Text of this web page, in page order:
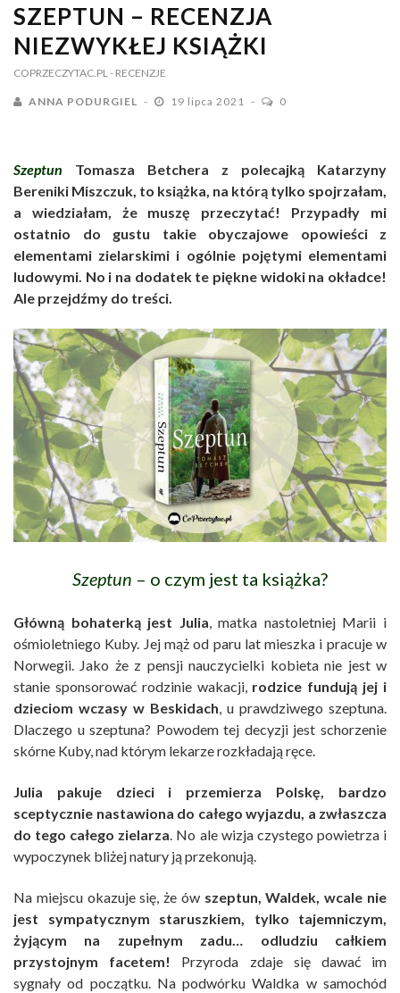
SZEPTUN – RECENZJA
NIEZWYKŁEJ KSIĄŻKI
COPRZECZYTAC.PL - RECENZJE
ANNA PODURGIEL 19 lipca 2021 0
Szeptun
Tomasza Betchera z polecajką Katarzyny
Bereniki Miszczuk, to książka, na którą tylko spojrzałam,
a wiedziałam, że muszę przeczytać! Przypadły mi
ostatnio do gustu takie obyczajowe opowieści z
elementami zielarskimi i ogólnie pojętymi elementami
ludowymi. No i na dodatek te piękne widoki na okładce!
Ale przejdźmy do treści.
Szeptun – o czym jest ta książka?
Główną bohaterką jest Julia, matka nastoletniej Marii i
ośmioletniego Kuby. Jej mąż od paru lat mieszka i pracuje w
Norwegii. Jako że z pensji nauczycielki kobieta nie jest w
stanie sponsorować rodzinie wakacji, rodzice fundują jej i
dzieciom wczasy w Beskidach, u prawdziwego szeptuna.
Dlaczego u szeptuna? Powodem tej decyzji jest schorzenie
skórne Kuby, nad którym lekarze rozkładają ręce.
Julia pakuje dzieci i przemierza Polskę, bardzo
sceptycznie nastawiona do całego wyjazdu, a zwłaszcza
do tego całego zielarza. No ale wizja czystego powietrza i
wypoczynek bliżej natury ją przekonują.
Na miejscu okazuje się, że ów szeptun, Waldek, wcale nie
jest sympatycznym staruszkiem, tylko tajemniczym,
żyjącym na zupełnym zadu… odludziu całkiem
przystojnym facetem!
Przyroda zdaje się dawać im
sygnały od początku. Na podwórku Waldka w samochód